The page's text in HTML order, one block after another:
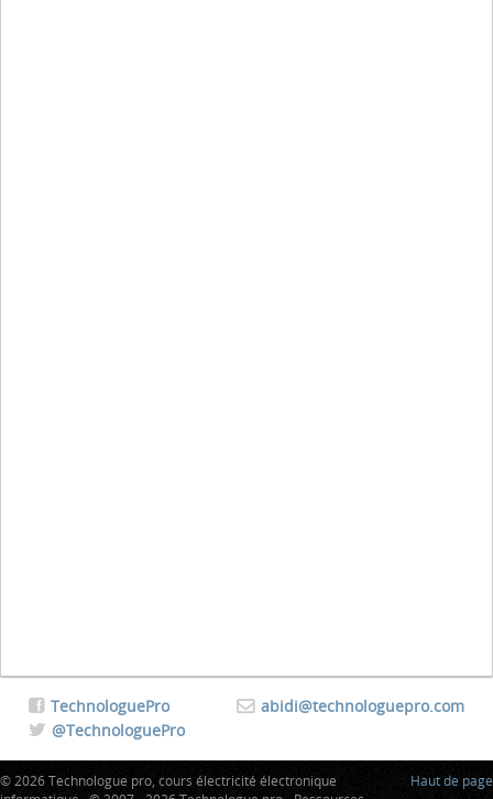
abidi@technologuepro.com
TechnologuePro
@TechnologuePro
Haut de page
© 2026 Technologue pro, cours électricité électronique